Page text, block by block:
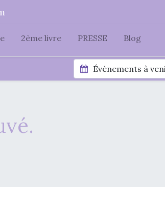
2ème livre PRESSE Blog
Événements à